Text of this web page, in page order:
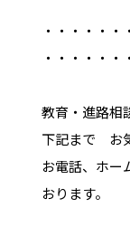
・・・・・
・・・・・
教育・進路相
下記まで お
お電話、ホー
おります。